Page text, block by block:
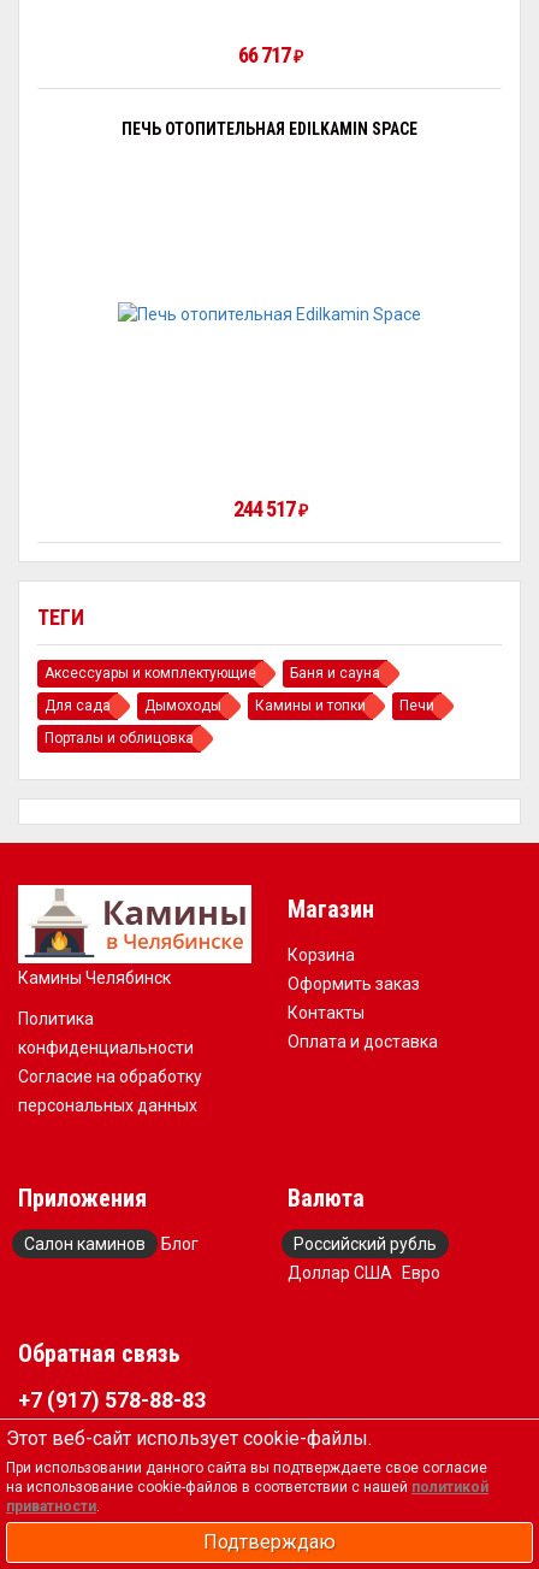
ТЕГИ
Аксессуары и комплектующие
Баня и сауна
Для сада
Дымоходы Камины и топки
Печи
Порталы и облицовка
66 717₽
ПЕЧЬ ОТОПИТЕЛЬНАЯ EDILKAMIN SPACE
244 517₽
Камины Челябинск
Политика
конфиденциальности
Согласие на обработку
персональных данных
Магазин
Корзина
Оформить заказ
Контакты
Оплата и доставка
Приложения
Салон каминов Блог
Валюта
Российский рубль
Доллар США
Евро
Обратная связь
+7 (917) 578-88-83
kaminservis@mail.ru
Вся представленная на сайте информация, касающаяся
технических характеристик, наличия на складе,
стоимости товаров, носит информационный характер и
Этот веб-сайт использует cookie-файлы.
При использовании данного сайта вы подтверждаете свое согласие
на использование cookie-файлов в соответствии с нашей политикой
приватности.
Подтверждаю